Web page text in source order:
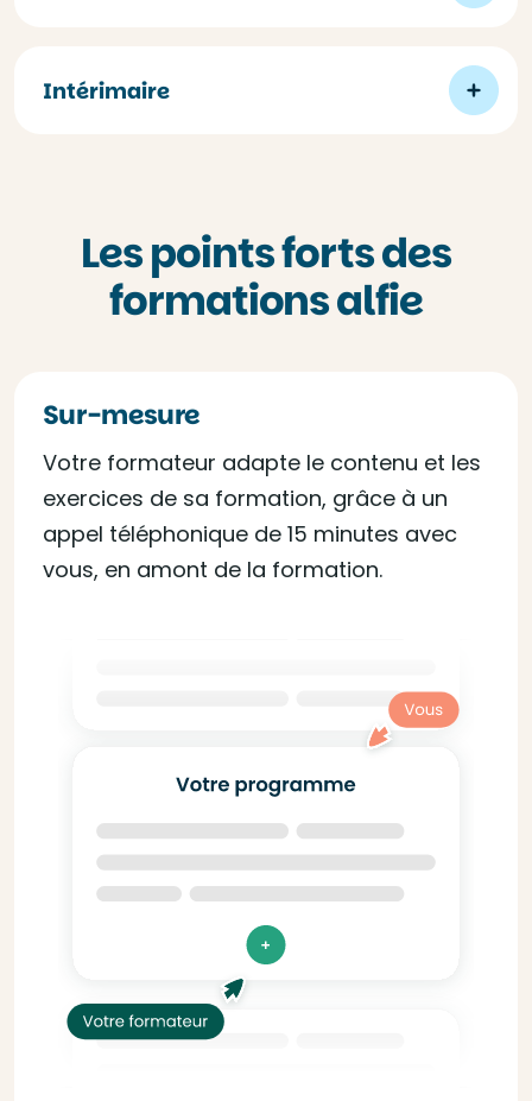
Intérimaire
Les points forts des
formations alfie
Sur-mesure
Votre formateur adapte le contenu et les
exercices de sa formation, grâce à un
appel téléphonique de 15 minutes avec
vous, en amont de la formation.